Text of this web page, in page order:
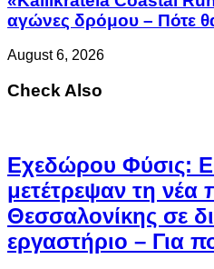
αγώνες δρόμου – Πότε
August 6, 2026
Check Also
Eχεδώρου Φύσις:
μετέτρεψαν τη νέα
Θεσσαλονίκης σε
εργαστήριο – Για